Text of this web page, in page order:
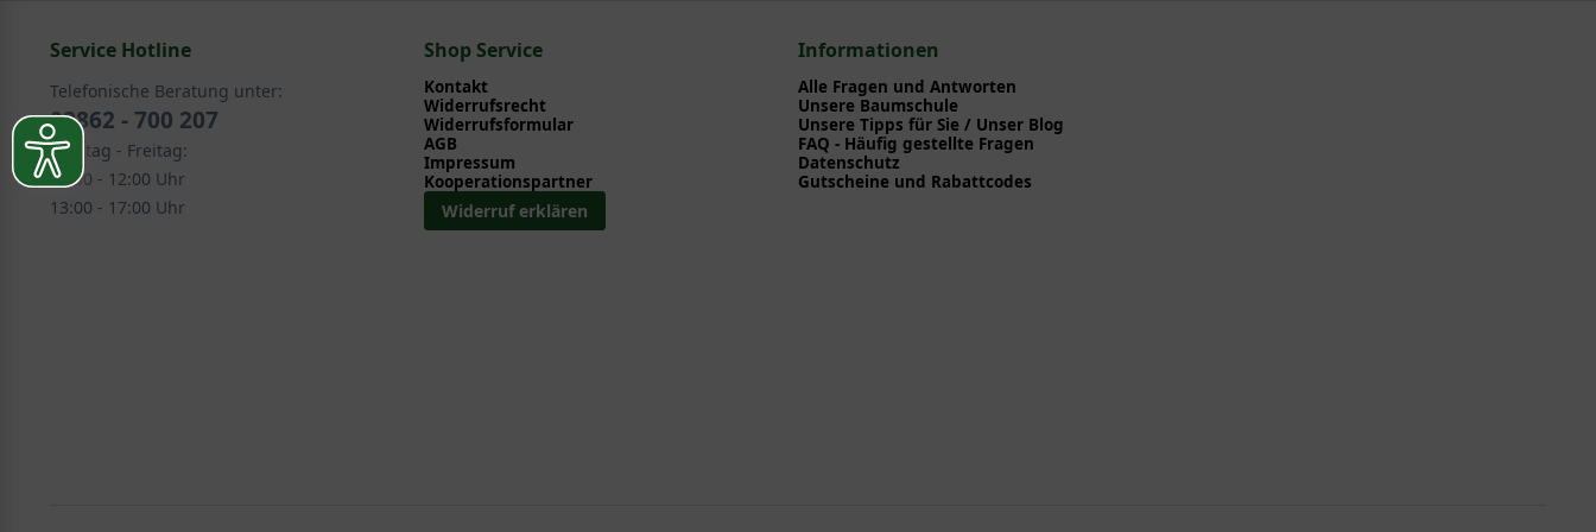
Kletterpflanzen > Waldrebe - Clematis > Wildarten > Alpen Waldrebe - Clematis alpina
Service Hotline
Telefonische Beratung unter:
02862 - 700 207
Montag - Freitag:
08:30 - 12:00 Uhr
13:00 - 17:00 Uhr
Shop Service
Kontakt
Widerrufsrecht
Widerrufsformular
AGB
Impressum
Kooperationspartner
Widerruf erklären
Informationen
Alle Fragen und Antworten
Unsere Baumschule
Unsere Tipps für Sie / Unser Blog
FAQ - Häufig gestellte Fragen
Datenschutz
Gutscheine und Rabattcodes